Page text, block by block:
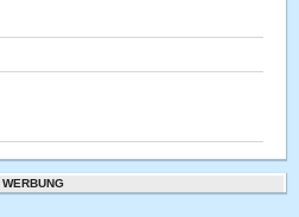
WERBUNG